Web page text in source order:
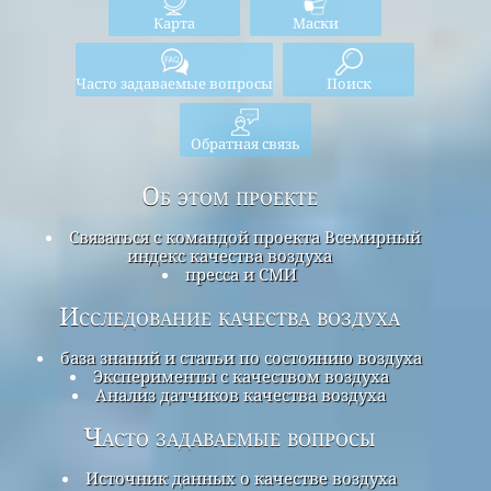
Карта Маски
Часто задаваемые вопросы Поиск
Обратная связь
Об этом проекте
Связаться с командой проекта Всемирный
индекс качества воздуха
пресса и СМИ
Исследование качества воздуха
база знаний и статьи по состоянию воздуха
Эксперименты с качеством воздуха
Анализ датчиков качества воздуха
Часто задаваемые вопросы
Источник данных о качестве воздуха